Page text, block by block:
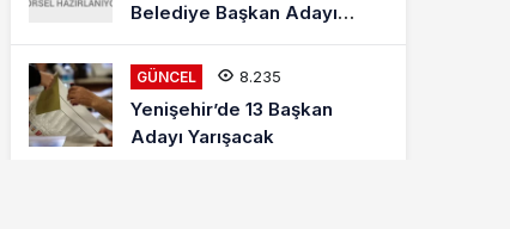
Belediye Başkan Adayı
Mehmet Kaya Röportajı
GÜNCEL 8.235
Yenişehir’de 13 Başkan
Adayı Yarışacak